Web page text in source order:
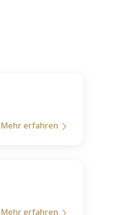
Mehr erfahren
Mehr erfahren